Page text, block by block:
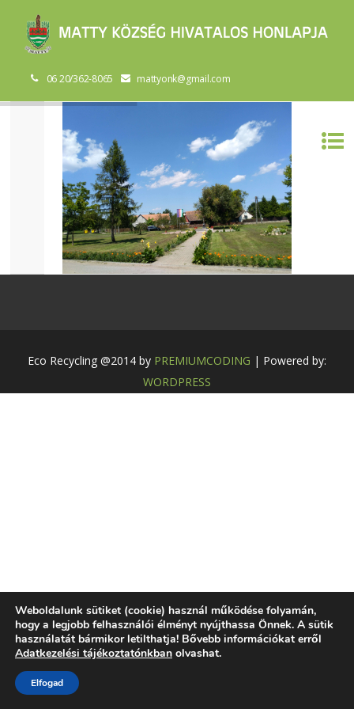
06 20/362-8065 mattyonk@gmail.com
Eco Recycling @2014 by PREMIUMCODING | Powered by:
WORDPRESS
Weboldalunk sütiket (cookie) használ működése folyamán,
hogy a legjobb felhasználói élményt nyújthassa Önnek. A sütik
használatát bármikor letilthatja! Bővebb információkat erről
Adatkezelési tájékoztatónkban olvashat.
Elfogad